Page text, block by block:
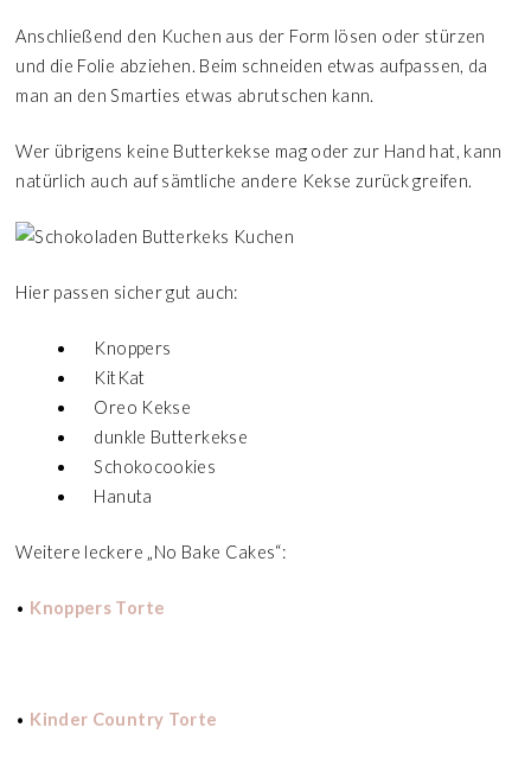
Anschließend den Kuchen aus der Form lösen oder stürzen
und die Folie abziehen. Beim schneiden etwas aufpassen, da
man an den Smarties etwas abrutschen kann.
Wer übrigens keine Butterkekse mag oder zur Hand hat, kann
natürlich auch auf sämtliche andere Kekse zurück greifen.
Hier passen sicher gut auch:
Knoppers
KitKat
Oreo Kekse
dunkle Butterkekse
Schokocookies
Hanuta
Weitere leckere „No Bake Cakes“:
• Knoppers Torte
• Kinder Country Torte